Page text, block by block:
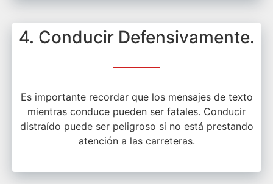
4. Conducir Defensivamente.
Es importante recordar que los mensajes de texto
mientras conduce pueden ser fatales. Conducir
distraído puede ser peligroso si no está prestando
atención a las carreteras.